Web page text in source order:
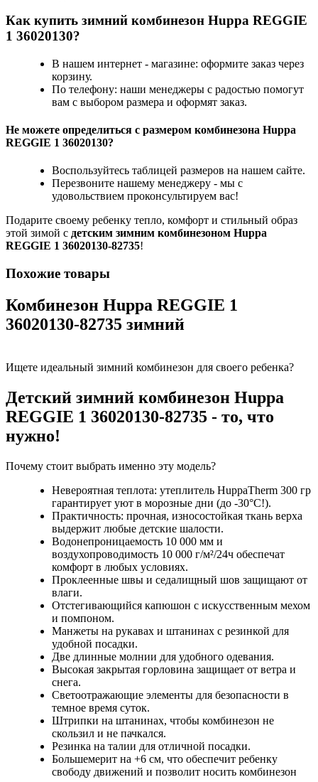
Как купить зимний комбинезон Huppa REGGIE
1 36020130?
В нашем интернет - магазине: оформите заказ через
корзину.
По телефону: наши менеджеры с радостью помогут
вам с выбором размера и оформят заказ.
Не можете определиться с размером комбинезона Huppa
REGGIE 1 36020130?
Воспользуйтесь таблицей размеров на нашем сайте.
Перезвоните нашему менеджеру - мы с
удовольствием проконсультируем вас!
Подарите своему ребенку тепло, комфорт и стильный образ
этой зимой с детским зимним комбинезоном Huppa
REGGIE 1 36020130-82735!
Похожие товары
Комбинезон Huppa REGGIE 1
36020130-82735 зимний
Ищете идеальный зимний комбинезон для своего ребенка?
Детский зимний комбинезон Huppa
REGGIE 1 36020130-82735 - то, что
нужно!
Почему стоит выбрать именно эту модель?
Невероятная теплота: утеплитель HuppaTherm 300 гр
гарантирует уют в морозные дни (до -30°C!).
Практичность: прочная, износостойкая ткань верха
выдержит любые детские шалости.
Водонепроницаемость 10 000 мм и
воздухопроводимость 10 000 г/м²/24ч обеспечат
комфорт в любых условиях.
Проклеенные швы и седалищный шов защищают от
влаги.
Отстегивающийся капюшон с искусственным мехом
и помпоном.
Манжеты на рукавах и штанинах с резинкой для
удобной посадки.
Две длинные молнии для удобного одевания.
Высокая закрытая горловина защищает от ветра и
снега.
Светоотражающие элементы для безопасности в
темное время суток.
Штрипки на штанинах, чтобы комбинезон не
скользил и не пачкался.
Резинка на талии для отличной посадки.
Большемерит на +6 см, что обеспечит ребенку
свободу движений и позволит носить комбинезон